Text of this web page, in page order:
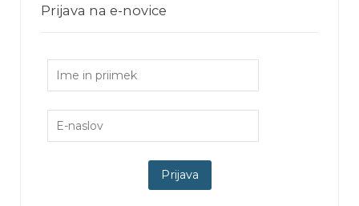
Prijava na e-novice